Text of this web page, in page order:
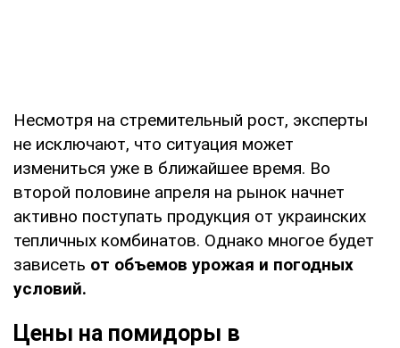
Несмотря на стремительный рост, эксперты
не исключают, что ситуация может
измениться уже в ближайшее время. Во
второй половине апреля на рынок начнет
активно поступать продукция от украинских
тепличных комбинатов. Однако многое будет
зависеть от объемов урожая и погодных
условий.
Цены на помидоры в